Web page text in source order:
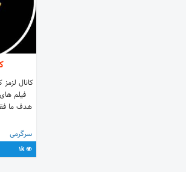
کانال
فیلم
هدف ما
سرگرمی
1k